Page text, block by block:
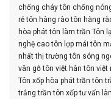
chống cháy tôn chống
rẻ tôn hàng rào tôn hàng
hòa phát tôn làm trần Tôn
nghệ cao tôn lợp mái tôn
nhất thị trường tôn sóng
vân gỗ tôn việt hàn tôn việt
Tôn xốp hòa phát trần tôn
trắng trần tôn xốp tư vấn